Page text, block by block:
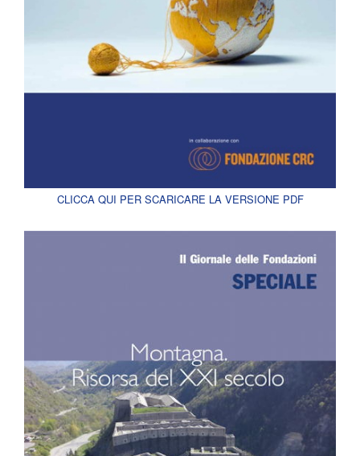
CLICCA QUI PER SCARICARE LA VERSIONE PDF